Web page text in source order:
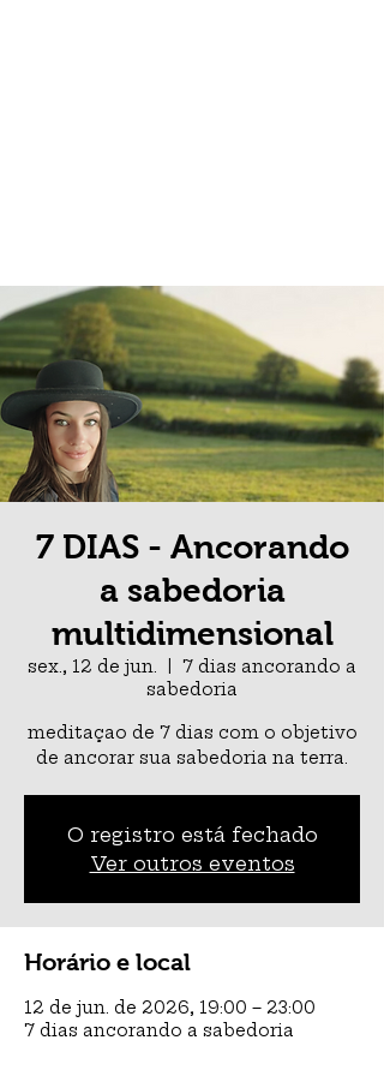
7 DIAS - Ancorando
a sabedoria
multidimensional
sex., 12 de jun.
7 dias ancorando a
sabedoria
meditaçao de 7 dias com o objetivo
de ancorar sua sabedoria na terra.
O registro está fechado
Ver outros eventos
Horário e local
12 de jun. de 2026, 19:00 – 23:00
7 dias ancorando a sabedoria